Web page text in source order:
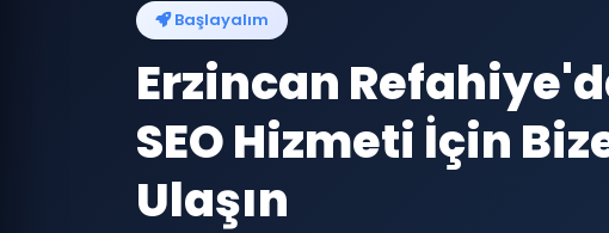
Başlayalım
Erzincan
SEO Hizmeti İçin
Ulaşın